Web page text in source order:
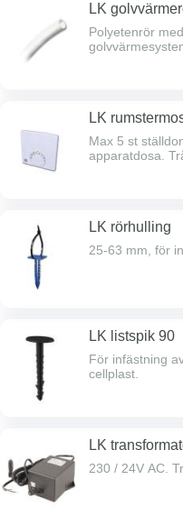
LK
Polyetenrör
LK
Max 5 st
apparatdosa.
LK rörhulling
25-63 mm, för
LK listspik 90
För infästning
cellplast.
LK
230 / 24V AC.